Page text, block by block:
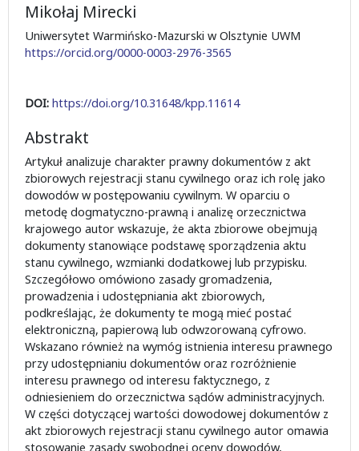
Mikołaj Mirecki
Uniwersytet Warmińsko-Mazurski w Olsztynie UWM
https://orcid.org/0000-0003-2976-3565
DOI: https://doi.org/10.31648/kpp.11614
Abstrakt
Artykuł analizuje charakter prawny dokumentów z akt
zbiorowych rejestracji stanu cywilnego oraz ich rolę jako
dowodów w postępowaniu cywilnym. W oparciu o
metodę dogmatyczno-prawną i analizę orzecznictwa
krajowego autor wskazuje, że akta zbiorowe obejmują
dokumenty stanowiące podstawę sporządzenia aktu
stanu cywilnego, wzmianki dodatkowej lub przypisku.
Szczegółowo omówiono zasady gromadzenia,
prowadzenia i udostępniania akt zbiorowych,
podkreślając, że dokumenty te mogą mieć postać
elektroniczną, papierową lub odwzorowaną cyfrowo.
Wskazano również na wymóg istnienia interesu prawnego
przy udostępnianiu dokumentów oraz rozróżnienie
interesu prawnego od interesu faktycznego, z
odniesieniem do orzecznictwa sądów administracyjnych.
W części dotyczącej wartości dowodowej dokumentów z
akt zbiorowych rejestracji stanu cywilnego autor omawia
stosowanie zasady swobodnej oceny dowodów,